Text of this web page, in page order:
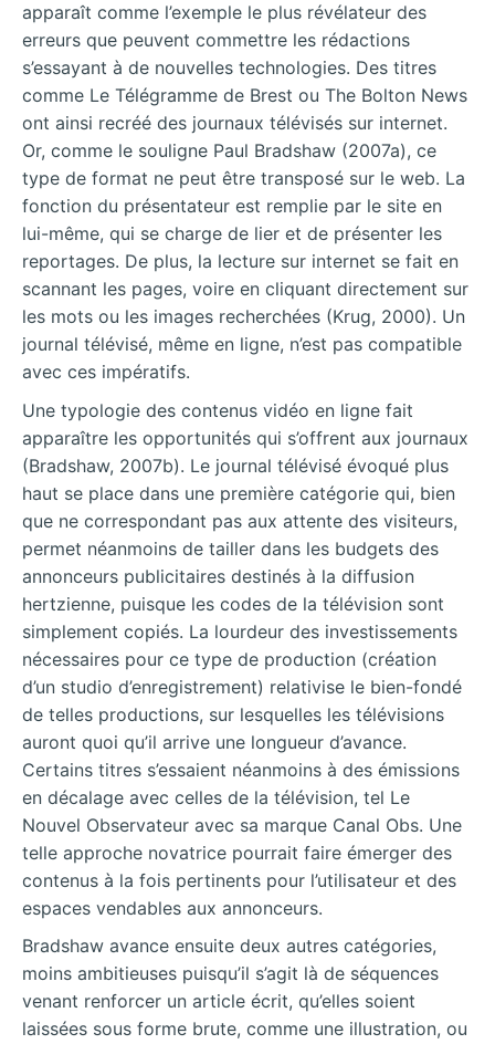
apparaît comme l’exemple le plus révélateur des
erreurs que peuvent commettre les rédactions
s’essayant à de nouvelles technologies. Des titres
comme Le Télégramme de Brest ou The Bolton News
ont ainsi recréé des journaux télévisés sur internet.
Or, comme le souligne Paul Bradshaw (2007a), ce
type de format ne peut être transposé sur le web. La
fonction du présentateur est remplie par le site en
lui-même, qui se charge de lier et de présenter les
reportages. De plus, la lecture sur internet se fait en
scannant les pages, voire en cliquant directement sur
les mots ou les images recherchées (Krug, 2000). Un
journal télévisé, même en ligne, n’est pas compatible
avec ces impératifs.
Une typologie des contenus vidéo en ligne fait
apparaître les opportunités qui s’offrent aux journaux
(Bradshaw, 2007b). Le journal télévisé évoqué plus
haut se place dans une première catégorie qui, bien
que ne correspondant pas aux attente des visiteurs,
permet néanmoins de tailler dans les budgets des
annonceurs publicitaires destinés à la diffusion
hertzienne, puisque les codes de la télévision sont
simplement copiés. La lourdeur des investissements
nécessaires pour ce type de production (création
d’un studio d’enregistrement) relativise le bien-fondé
de telles productions, sur lesquelles les télévisions
auront quoi qu’il arrive une longueur d’avance.
Certains titres s’essaient néanmoins à des émissions
en décalage avec celles de la télévision, tel Le
Nouvel Observateur avec sa marque Canal Obs. Une
telle approche novatrice pourrait faire émerger des
contenus à la fois pertinents pour l’utilisateur et des
espaces vendables aux annonceurs.
Bradshaw avance ensuite deux autres catégories,
moins ambitieuses puisqu’il s’agit là de séquences
venant renforcer un article écrit, qu’elles soient
laissées sous forme brute, comme une illustration, ou